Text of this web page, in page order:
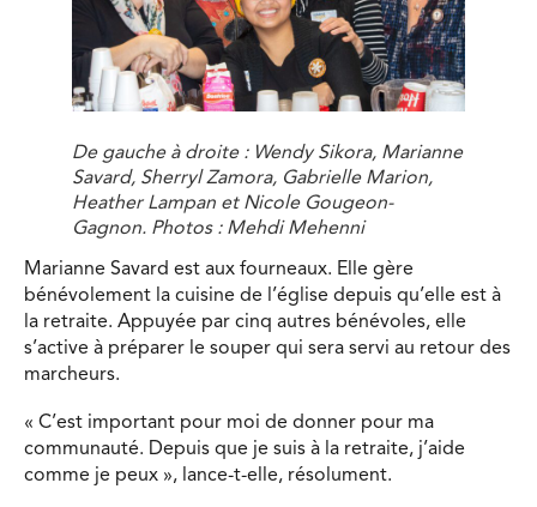
De gauche à droite : Wendy Sikora, Marianne
Savard, Sherryl Zamora, Gabrielle Marion,
Heather Lampan et Nicole Gougeon-
Gagnon. Photos : Mehdi Mehenni
Marianne Savard est aux fourneaux. Elle gère
bénévolement la cuisine de l’église depuis qu’elle est à
la retraite. Appuyée par cinq autres bénévoles, elle
s’active à préparer le souper qui sera servi au retour des
marcheurs.
« C’est important pour moi de donner pour ma
communauté. Depuis que je suis à la retraite, j’aide
comme je peux », lance-t-elle, résolument.